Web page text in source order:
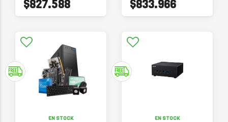
$827.588 $833.966
EN STOCK EN STOCK